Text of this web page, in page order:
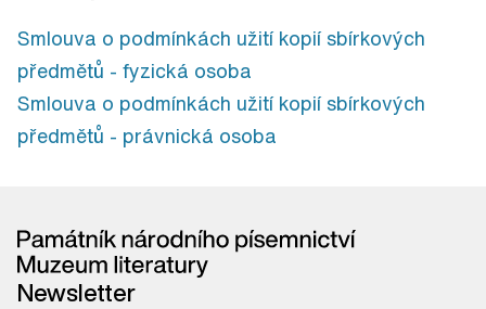
Smlouva o podmínkách užití kopií sbírkových
předmětů - fyzická osoba
Smlouva o podmínkách užití kopií sbírkových
předmětů - právnická osoba
Newsletter